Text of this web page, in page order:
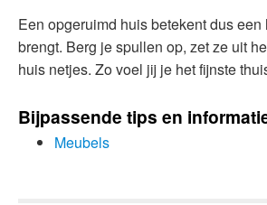
Een opgeruimd huis betekent dus een
brengt. Berg je spullen op, zet ze uit
huis netjes. Zo voel jij je het fijnste
Bijpassende tips en
Meubels